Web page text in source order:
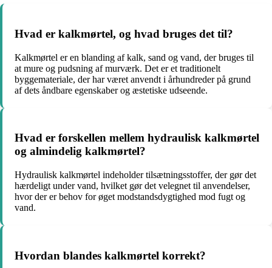
Hvad er kalkmørtel, og hvad bruges det til?
Kalkmørtel er en blanding af kalk, sand og vand, der bruges til
at mure og pudsning af murværk. Det er et traditionelt
byggemateriale, der har været anvendt i århundreder på grund
af dets åndbare egenskaber og æstetiske udseende.
Hvad er forskellen mellem hydraulisk kalkmørtel
og almindelig kalkmørtel?
Hydraulisk kalkmørtel indeholder tilsætningsstoffer, der gør det
hærdeligt under vand, hvilket gør det velegnet til anvendelser,
hvor der er behov for øget modstandsdygtighed mod fugt og
vand.
Hvordan blandes kalkmørtel korrekt?